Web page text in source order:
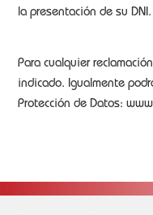
la presentación de su DNI.
Para cualquier
indicado. Igualmente
Protección de Datos: